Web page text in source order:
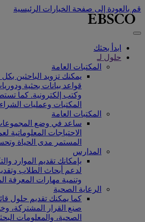
قم بالعودة إلى صفحة الخيارات الرئيسية
ابدأ بحثك
حلول لـ
المكتبات العامة
يمكنك تزويد الباحثين
قواعد بيانات بحثية
وكتب إلكترونية. كما
المكتبات وعمليات
المكتبات العامة
ساعد في وضع المجموعات
الاحتياجات المعلوماتية
المستمر مدى الحياة
المدارس
بإمكانك تقديم الموارد
لدعم أبحاث الطلاب
وتنمية مهارات المعرفة
الرعاية الصحية
كما يمكنك تقديم حلول
صنع القرار المشتركة،
الصحية، والمعلومات